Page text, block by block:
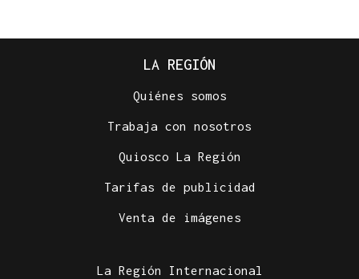
LA REGIÓN
Quiénes somos
Trabaja con nosotros
Quiosco La Región
Tarifas de publicidad
Venta de imágenes
La Región Internacional